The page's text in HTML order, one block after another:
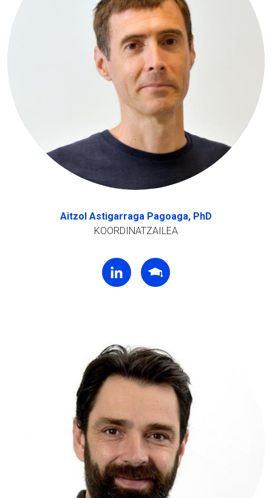
Aitzol Astigarraga Pagoaga, PhD
KOORDINATZAILEA